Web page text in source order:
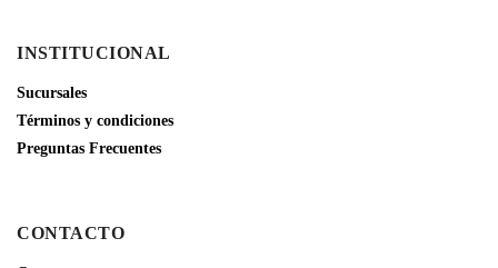
INSTITUCIONAL
Sucursales
Términos y condiciones
Preguntas Frecuentes
CONTACTO